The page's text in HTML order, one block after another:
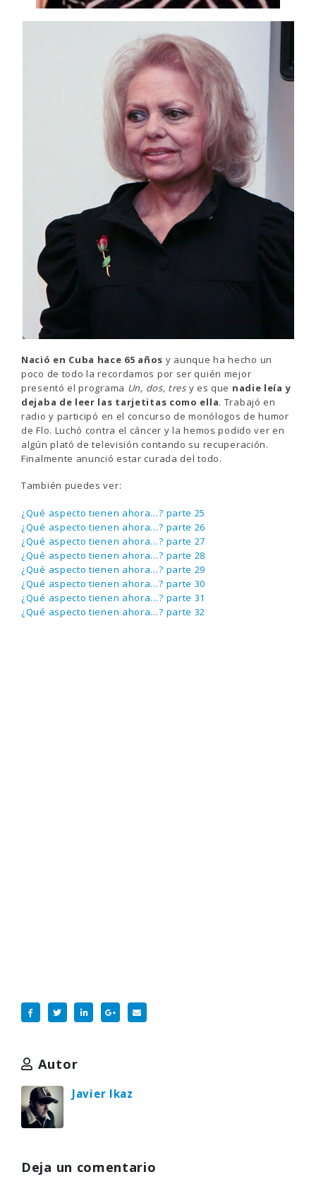
Nació en Cuba hace 65 años y aunque ha hecho un
poco de todo la recordamos por ser quién mejor
presentó el programa Un, dos, tresy es que nadie leía y
dejaba de leer las tarjetitas como ella. Trabajó en
radio y participó en el concurso de monólogos de humor
de Flo. Luchó contra el cáncer y la hemos podido ver en
algún plató de televisión contando su recuperación.
Finalmente anunció estar curada del todo.
También puedes ver:
¿Qué aspecto tienen ahora…? parte 25
¿Qué aspecto tienen ahora…? parte 26
¿Qué aspecto tienen ahora…? parte 27
¿Qué aspecto tienen ahora…? parte 28
¿Qué aspecto tienen ahora…? parte 29
¿Qué aspecto tienen ahora…? parte 30
¿Qué aspecto tienen ahora…? parte 31
¿Qué aspecto tienen ahora…? parte 32
Autor
Javier Ikaz
Deja un comentario